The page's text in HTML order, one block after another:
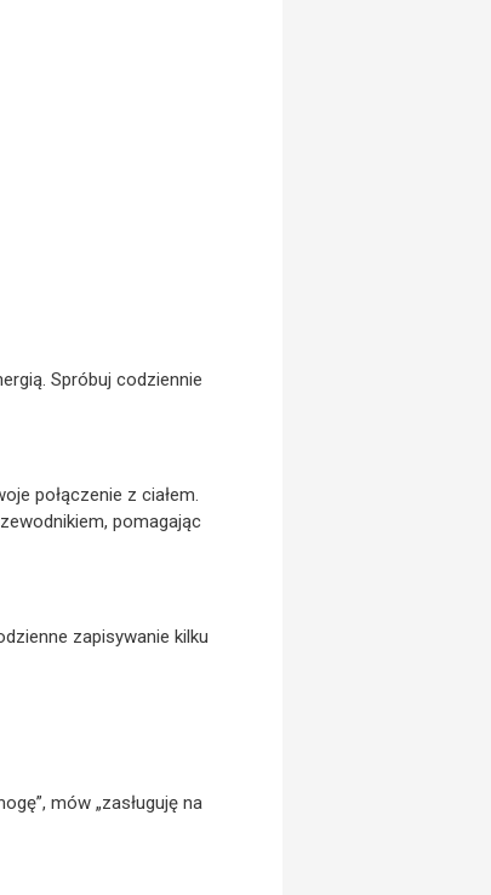
Spróbuj codziennie
połączenie z ciałem.
pomagając
zapisywanie kilku
mów „zasługuję na